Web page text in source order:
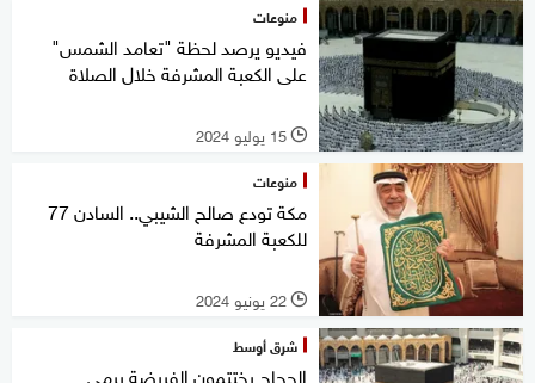
منوعات
فيديو يرصد لحظة "تعامد الشمس"
على الكعبة المشرفة خلال الصلاة
l 15 يوليو 2024
منوعات
مكة تودع صالح الشيبي.. السادن 77
للكعبة المشرفة
l 22 يونيو 2024
شرق أوسط
الحجاج يختتمون الفريضة برمي